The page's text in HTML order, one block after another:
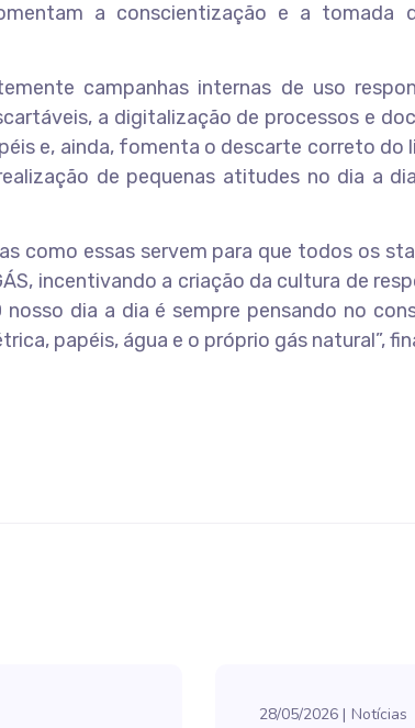
a conscientização e a tomada
campanhas internas de uso
a digitalização de processos e
e, ainda, fomenta o descarte correto do
de pequenas atitudes no dia a
como essas servem para que todos os
incentivando a criação da cultura de
nosso dia a dia é sempre pensando no
papéis, água e o próprio gás natural”,
28/05/2026 Notícias